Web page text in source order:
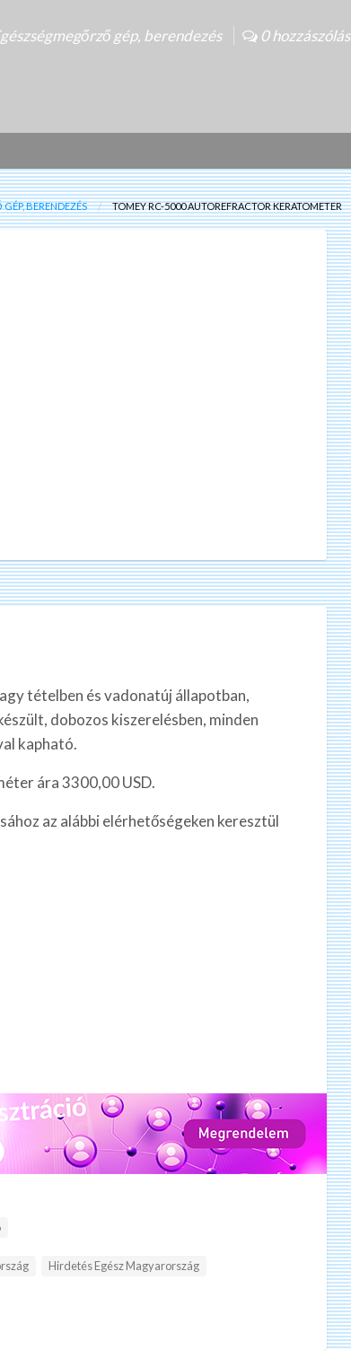
gép, berendezés 0 hozzászólás
BERENDEZÉS TOMEY RC-5000 AUTOREFRACTOR KERATOMETER
tételben és vadonatúj állapotban,
dobozos kiszerelésben, minden
kapható.
ára 3300,00 USD.
az alábbi elérhetőségeken keresztül
Hirdetés Egész Magyarország